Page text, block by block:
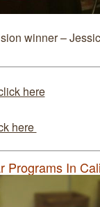
winner –
here
here
Programs In